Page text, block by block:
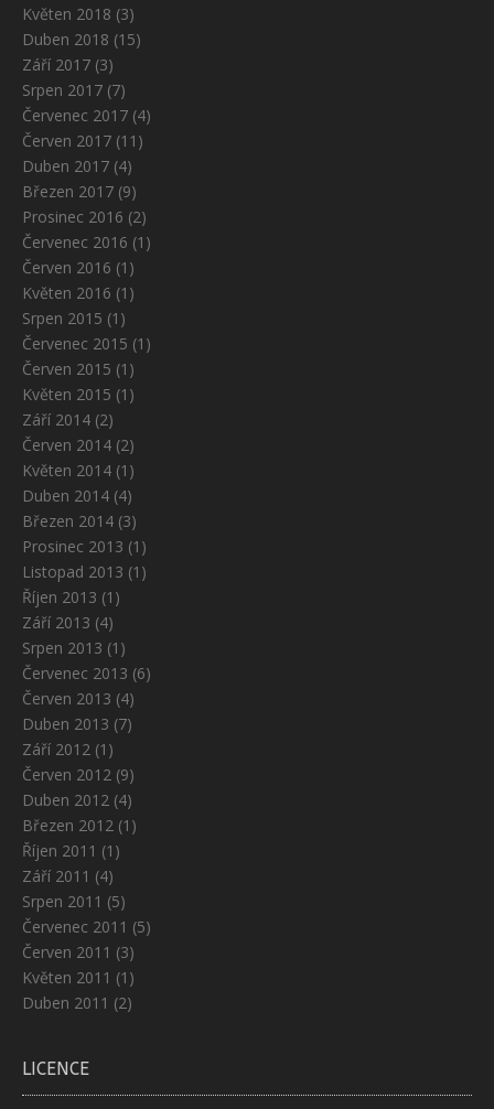
Květen 2018 (3)
Duben 2018 (15)
Září 2017 (3)
Srpen 2017 (7)
Červenec 2017 (4)
Červen 2017 (11)
Duben 2017 (4)
Březen 2017 (9)
Prosinec 2016 (2)
Červenec 2016 (1)
Červen 2016 (1)
Květen 2016 (1)
Srpen 2015 (1)
Červenec 2015 (1)
Červen 2015 (1)
Květen 2015 (1)
Září 2014 (2)
Červen 2014 (2)
Květen 2014 (1)
Duben 2014 (4)
Březen 2014 (3)
Prosinec 2013 (1)
Listopad 2013 (1)
Říjen 2013 (1)
Září 2013 (4)
Srpen 2013 (1)
Červenec 2013 (6)
Červen 2013 (4)
Duben 2013 (7)
Září 2012 (1)
Červen 2012 (9)
Duben 2012 (4)
Březen 2012 (1)
Říjen 2011 (1)
Září 2011 (4)
Srpen 2011 (5)
Červenec 2011 (5)
Červen 2011 (3)
Květen 2011 (1)
Duben 2011 (2)
LICENCE